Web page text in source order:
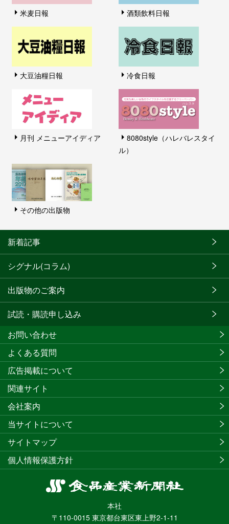
米麦日報 酒類飲料日報
大豆油糧日報 冷食日報
月刊 メニューアイディア
8080style（ハレバレスタイ
ル）
その他の出版物
新着記事
シグナル(コラム)
出版物のご案内
試読・購読申し込み
食
産
業
本社
〒110-0015 東京都台東区東上野2-1-11
お問い合わせ
よくある質問
広告掲載について
関連サイト
会社案内
当サイトについて
サイトマップ
個人情報保護方針